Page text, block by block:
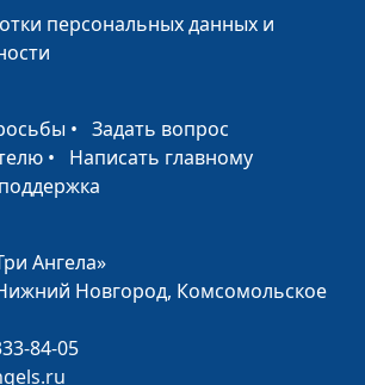
Ключникова, Надежда
Анна Ронжина, Юлия
Авструб, Галина
Мещерякова (кулинар),
Екатерина Петреева,
Татьяна Тимонина
Авструб, Екатерина
персональных данных и
• Задать вопрос
• Написать главному
Ангела»
Новгород, Комсомольское
84-05